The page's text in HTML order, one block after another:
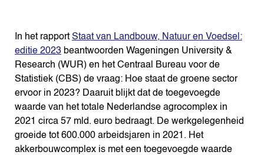
In het rapport Staat van Landbouw, Natuur en Voedsel:
editie 2023beantwoorden Wageningen University &
Research (WUR) en het Centraal Bureau voor de
Statistiek (CBS) de vraag: Hoe staat de groene sector
ervoor in 2023? Daaruit blijkt dat de toegevoegde
waarde van het totale Nederlandse agrocomplex in
2021 circa 57 mld. euro bedraagt. De werkgelegenheid
groeide tot 600.000 arbeidsjaren in 2021. Het
akkerbouwcomplex is met een toegevoegde waarde